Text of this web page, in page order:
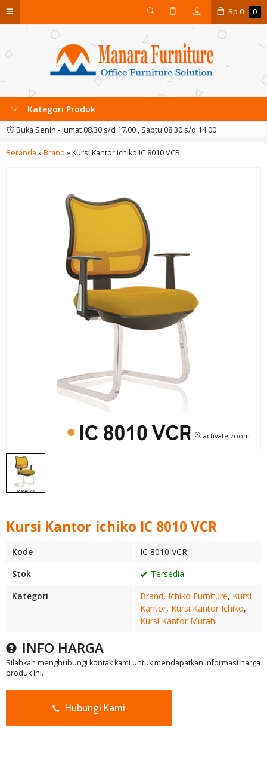
Rp 0 0
Kategori Produk
Buka Senin - Jumat 08.30 s/d 17.00 , Sabtu 08.30 s/d 14.00
Beranda »Brand »Kursi Kantor ichiko IC 8010 VCR
activate zoom
Kursi Kantor ichiko IC 8010 VCR
Kode
IC 8010 VCR
Stok
Tersedia
Kategori
Brand, Ichiko Furniture, Kursi
Kantor, Kursi Kantor Ichiko,
Kursi Kantor Murah
INFO HARGA
Silahkan menghubungi kontak kami untuk mendapatkan informasi harga
produk ini.
Hubungi Kami